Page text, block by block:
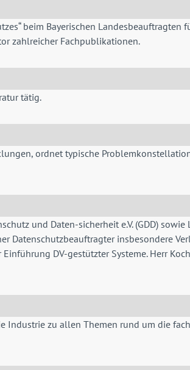
beim Bayerischen Landesbeauftragten
zahlreicher Fachpublikationen.
tätig.
ordnet typische
und Daten-sicherheit e.V. (GDD) sowie
Datenschutzbeauftragter insbesondere
DV-gestützter Systeme. Herr
Industrie zu allen Themen rund um die